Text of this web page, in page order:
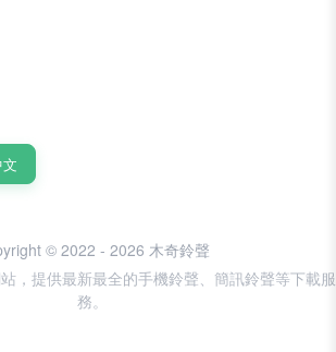
© 2022 - 2026 木奇鈴聲
，提供最新最全的手機鈴聲、簡訊鈴聲等下載服
務。